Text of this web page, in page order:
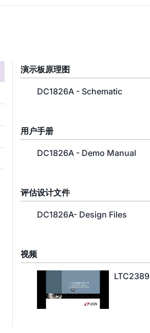
演示板原理图
DC1826A - Schematic
用户手册
DC1826A - Demo Manual
评估设计文件
DC1826A- Design Files
视频